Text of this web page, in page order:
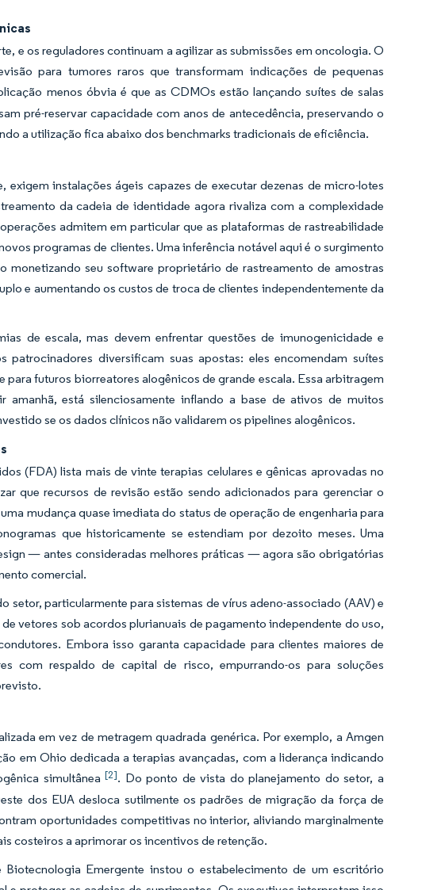
e os reguladores continuam a agilizar as submissões em oncologia. O
para tumores raros que transformam indicações de pequenas
menos óbvia é que as CDMOs estão lançando suítes de salas
pré-reservar capacidade com anos de antecedência, preservando o
a utilização fica abaixo dos benchmarks tradicionais de eficiência.
instalações ágeis capazes de executar dezenas de micro-lotes
da cadeia de identidade agora rivaliza com a complexidade
admitem em particular que as plataformas de rastreabilidade
programas de clientes. Uma inferência notável aqui é o surgimento
seu software proprietário de rastreamento de amostras
e aumentando os custos de troca de clientes independentemente da
de escala, mas devem enfrentar questões de imunogenicidade e
diversificam suas apostas: eles encomendam suítes
futuros biorreatores alogênicos de grande escala. Essa arbitragem
está silenciosamente inflando a base de ativos de muitos
se os dados clínicos não validarem os pipelines alogênicos.
(FDA) lista mais de vinte terapias celulares e gênicas aprovadas no
que recursos de revisão estão sendo adicionados para gerenciar o
mudança quase imediata do status de operação de engenharia para
que historicamente se estendiam por dezoito meses. Uma
— antes consideradas melhores práticas — agora são obrigatórias
comercial.
particularmente para sistemas de vírus adeno-associado (AAV) e
vetores sob acordos plurianuais de pagamento independente do uso,
Embora isso garanta capacidade para clientes maiores de
com respaldo de capital de risco, empurrando-os para soluções
em vez de metragem quadrada genérica. Por exemplo, a Amgen
em Ohio dedicada a terapias avançadas, com a liderança indicando
simultânea[2]. Do ponto de vista do planejamento do setor, a
dos EUA desloca sutilmente os padrões de migração da força de
oportunidades competitivas no interior, aliviando marginalmente
costeiros a aprimorar os incentivos de retenção.
Emergente instou o estabelecimento de um escritório